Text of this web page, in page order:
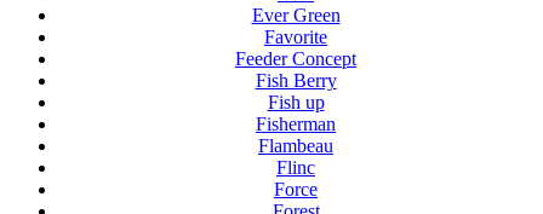
Ever Green
Favorite
Feeder Concept
Fish Berry
Fish up
Fisherman
Flambeau
Flinc
Force